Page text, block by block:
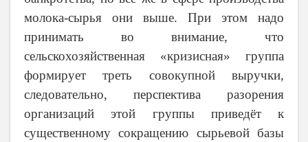
молока-сырья они выше. При этом надо
принимать во внимание, что
сельскохозяйственная «кризисная» группа
формирует треть совокупной выручки,
следовательно, перспектива разорения
организаций этой группы приведёт к
существенному сокращению сырьевой базы